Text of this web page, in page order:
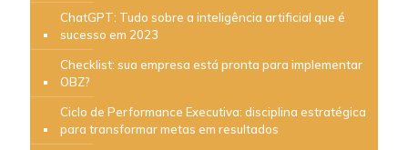
ChatGPT: Tudo sobre a inteligência artificial que é
sucesso em 2023
Checklist: sua empresa está pronta para implementar
OBZ?
Ciclo de Performance Executiva: disciplina estratégica
para transformar metas em resultados